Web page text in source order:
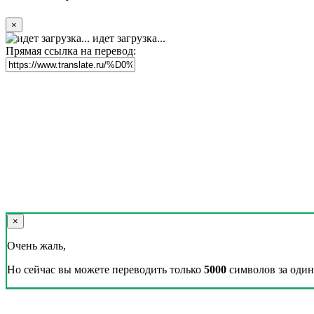
×
идет загрузка...
Прямая ссылка на перевод:
×
Очень жаль,
Но сейчас вы можете переводить только 5000 символов за